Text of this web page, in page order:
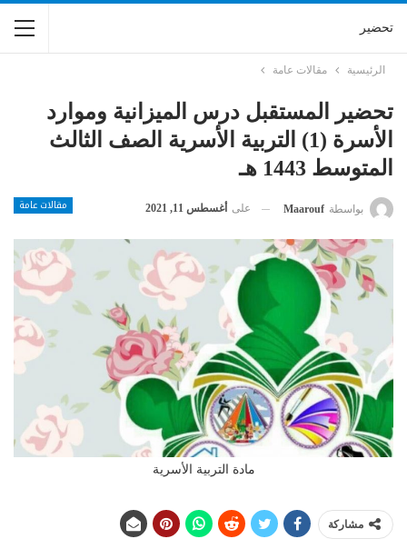
تحضير
الرئيسية مقالات عامة
تحضير المستقبل درس الميزانية وموارد
الأسرة (1) التربية الأسرية الصف الثالث
المتوسط 1443 هـ
مقالات عامة بواسطة Maarouf على أغسطس 11, 2021
مادة التربية الأسرية
مشاركة